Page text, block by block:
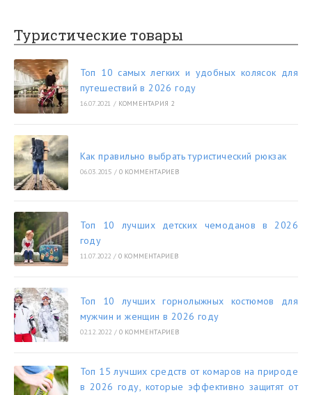
Туристические товары
Топ 10 самых легких и удобных колясок для
путешествий в 2026 году
16.07.2021 / КОММЕНТАРИЯ 2
Как правильно выбрать туристический рюкзак
06.03.2015 / 0 КОММЕНТАРИЕВ
Топ 10 лучших детских чемоданов в 2026
году
11.07.2022 / 0 КОММЕНТАРИЕВ
Топ 10 лучших горнолыжных костюмов для
мужчин и женщин в 2026 году
02.12.2022 / 0 КОММЕНТАРИЕВ
Топ 15 лучших средств от комаров на природе
в 2026 году, которые эффективно защитят от